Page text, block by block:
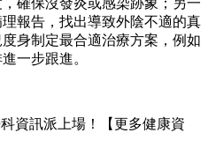
確保沒發炎或感染跡象；另一
報告，找出導致外陰不適的真
身制定最合適治療方案，例如
一步跟進。
資訊派上場！【更多健康資